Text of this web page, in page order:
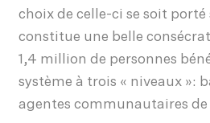
choix de celle-ci se soit
constitue une belle
1,4 million de personnes
système à trois « niveaux »:
agentes communautaires de